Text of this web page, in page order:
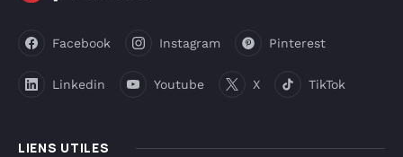
LIENS UTILES
Facebook Instagram Pinterest
Linkedin Youtube X TikTok